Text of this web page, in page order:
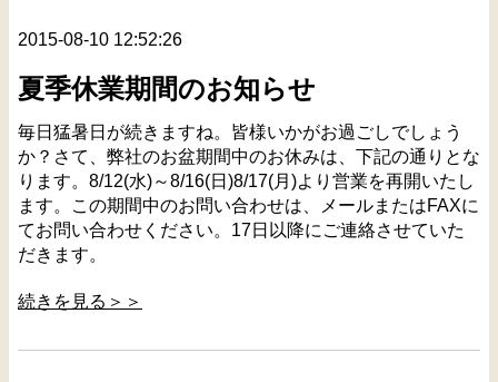
2015-08-10 12:52:26
夏季休業期間のお知らせ
毎日猛暑日が続きますね。皆様いかがお過ごしでしょう
か？さて、弊社のお盆期間中のお休みは、下記の通りとな
ります。8/12(水)～8/16(日)8/17(月)より営業を再開いたし
ます。この期間中のお問い合わせは、メールまたはFAXに
てお問い合わせください。17日以降にご連絡させていた
だきます。
続きを見る＞＞